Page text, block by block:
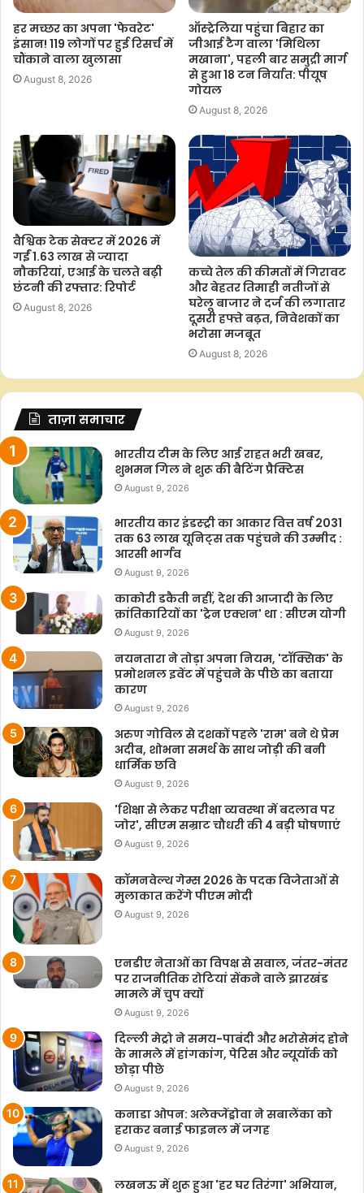
a
c
o
h
a
p
p
w
i
r
o
p
n
k
S
a
हर मच्छर का अपना 'फेवरेट'
इंसान! 119 लोगों पर हुई रिसर्च में
चौंकाने वाला खुलासा
August 8, 2026
ऑस्ट्रेलिया पहुंचा बिहार का
जीआई टैग वाला 'मिथिला
मखाना', पहली बार समुद्री मार्ग
से हुआ 18 टन निर्यात: पीयूष
गोयल
August 8, 2026
वैश्विक टेक सेक्टर में 2026 में
गईं 1.63 लाख से ज्यादा
नौकरियां, एआई के चलते बढ़ी
छंटनी की रफ्तार: रिपोर्ट
August 8, 2026
कच्चे तेल की कीमतों में गिरावट
और बेहतर तिमाही नतीजों से
घरेलू बाजार ने दर्ज की लगातार
दूसरी हफ्ते बढ़त, निवेशकों का
भरोसा मजबूत
August 8, 2026
ताज़ा समाचार
भारतीय टीम के लिए आई राहत भरी खबर,
शुभमन गिल ने शुरू की बैटिंग प्रैक्टिस
August 9, 2026
भारतीय कार इंडस्ट्री का आकार वित्त वर्ष 2031
तक 63 लाख यूनिट्स तक पहुंचने की उम्मीद :
आरसी भार्गव
August 9, 2026
काकोरी डकैती नहीं, देश की आजादी के लिए
क्रांतिकारियों का 'ट्रेन एक्शन' था : सीएम योगी
August 9, 2026
नयनतारा ने तोड़ा अपना नियम, 'टॉक्सिक' के
प्रमोशनल इवेंट में पहुंचने के पीछे का बताया
कारण
August 9, 2026
अरुण गोविल से दशकों पहले 'राम' बने थे प्रेम
अदीब, शोभना समर्थ के साथ जोड़ी की बनी
धार्मिक छवि
August 9, 2026
'शिक्षा से लेकर परीक्षा व्यवस्था में बदलाव पर
जोर', सीएम सम्राट चौधरी की 4 बड़ी घोषणाएं
August 9, 2026
कॉमनवेल्थ गेम्स 2026 के पदक विजेताओं से
मुलाकात करेंगे पीएम मोदी
August 9, 2026
एनडीए नेताओं का विपक्ष से सवाल, जंतर-मंतर
पर राजनीतिक रोटियां सेंकने वाले झारखंड
मामले में चुप क्यों
August 9, 2026
दिल्ली मेट्रो ने समय-पाबंदी और भरोसेमंद होने
के मामले में हांगकांग, पेरिस और न्यूयॉर्क को
छोड़ा पीछे
August 9, 2026
कनाडा ओपन: अलेक्जेंड्रोवा ने सबालेंका को
हराकर बनाई फाइनल में जगह
August 9, 2026
लखनऊ में शुरू हुआ 'हर घर तिरंगा' अभियान,